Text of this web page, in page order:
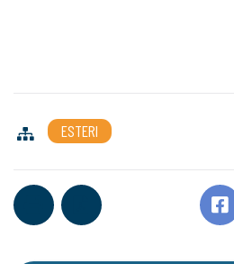
ESTERI